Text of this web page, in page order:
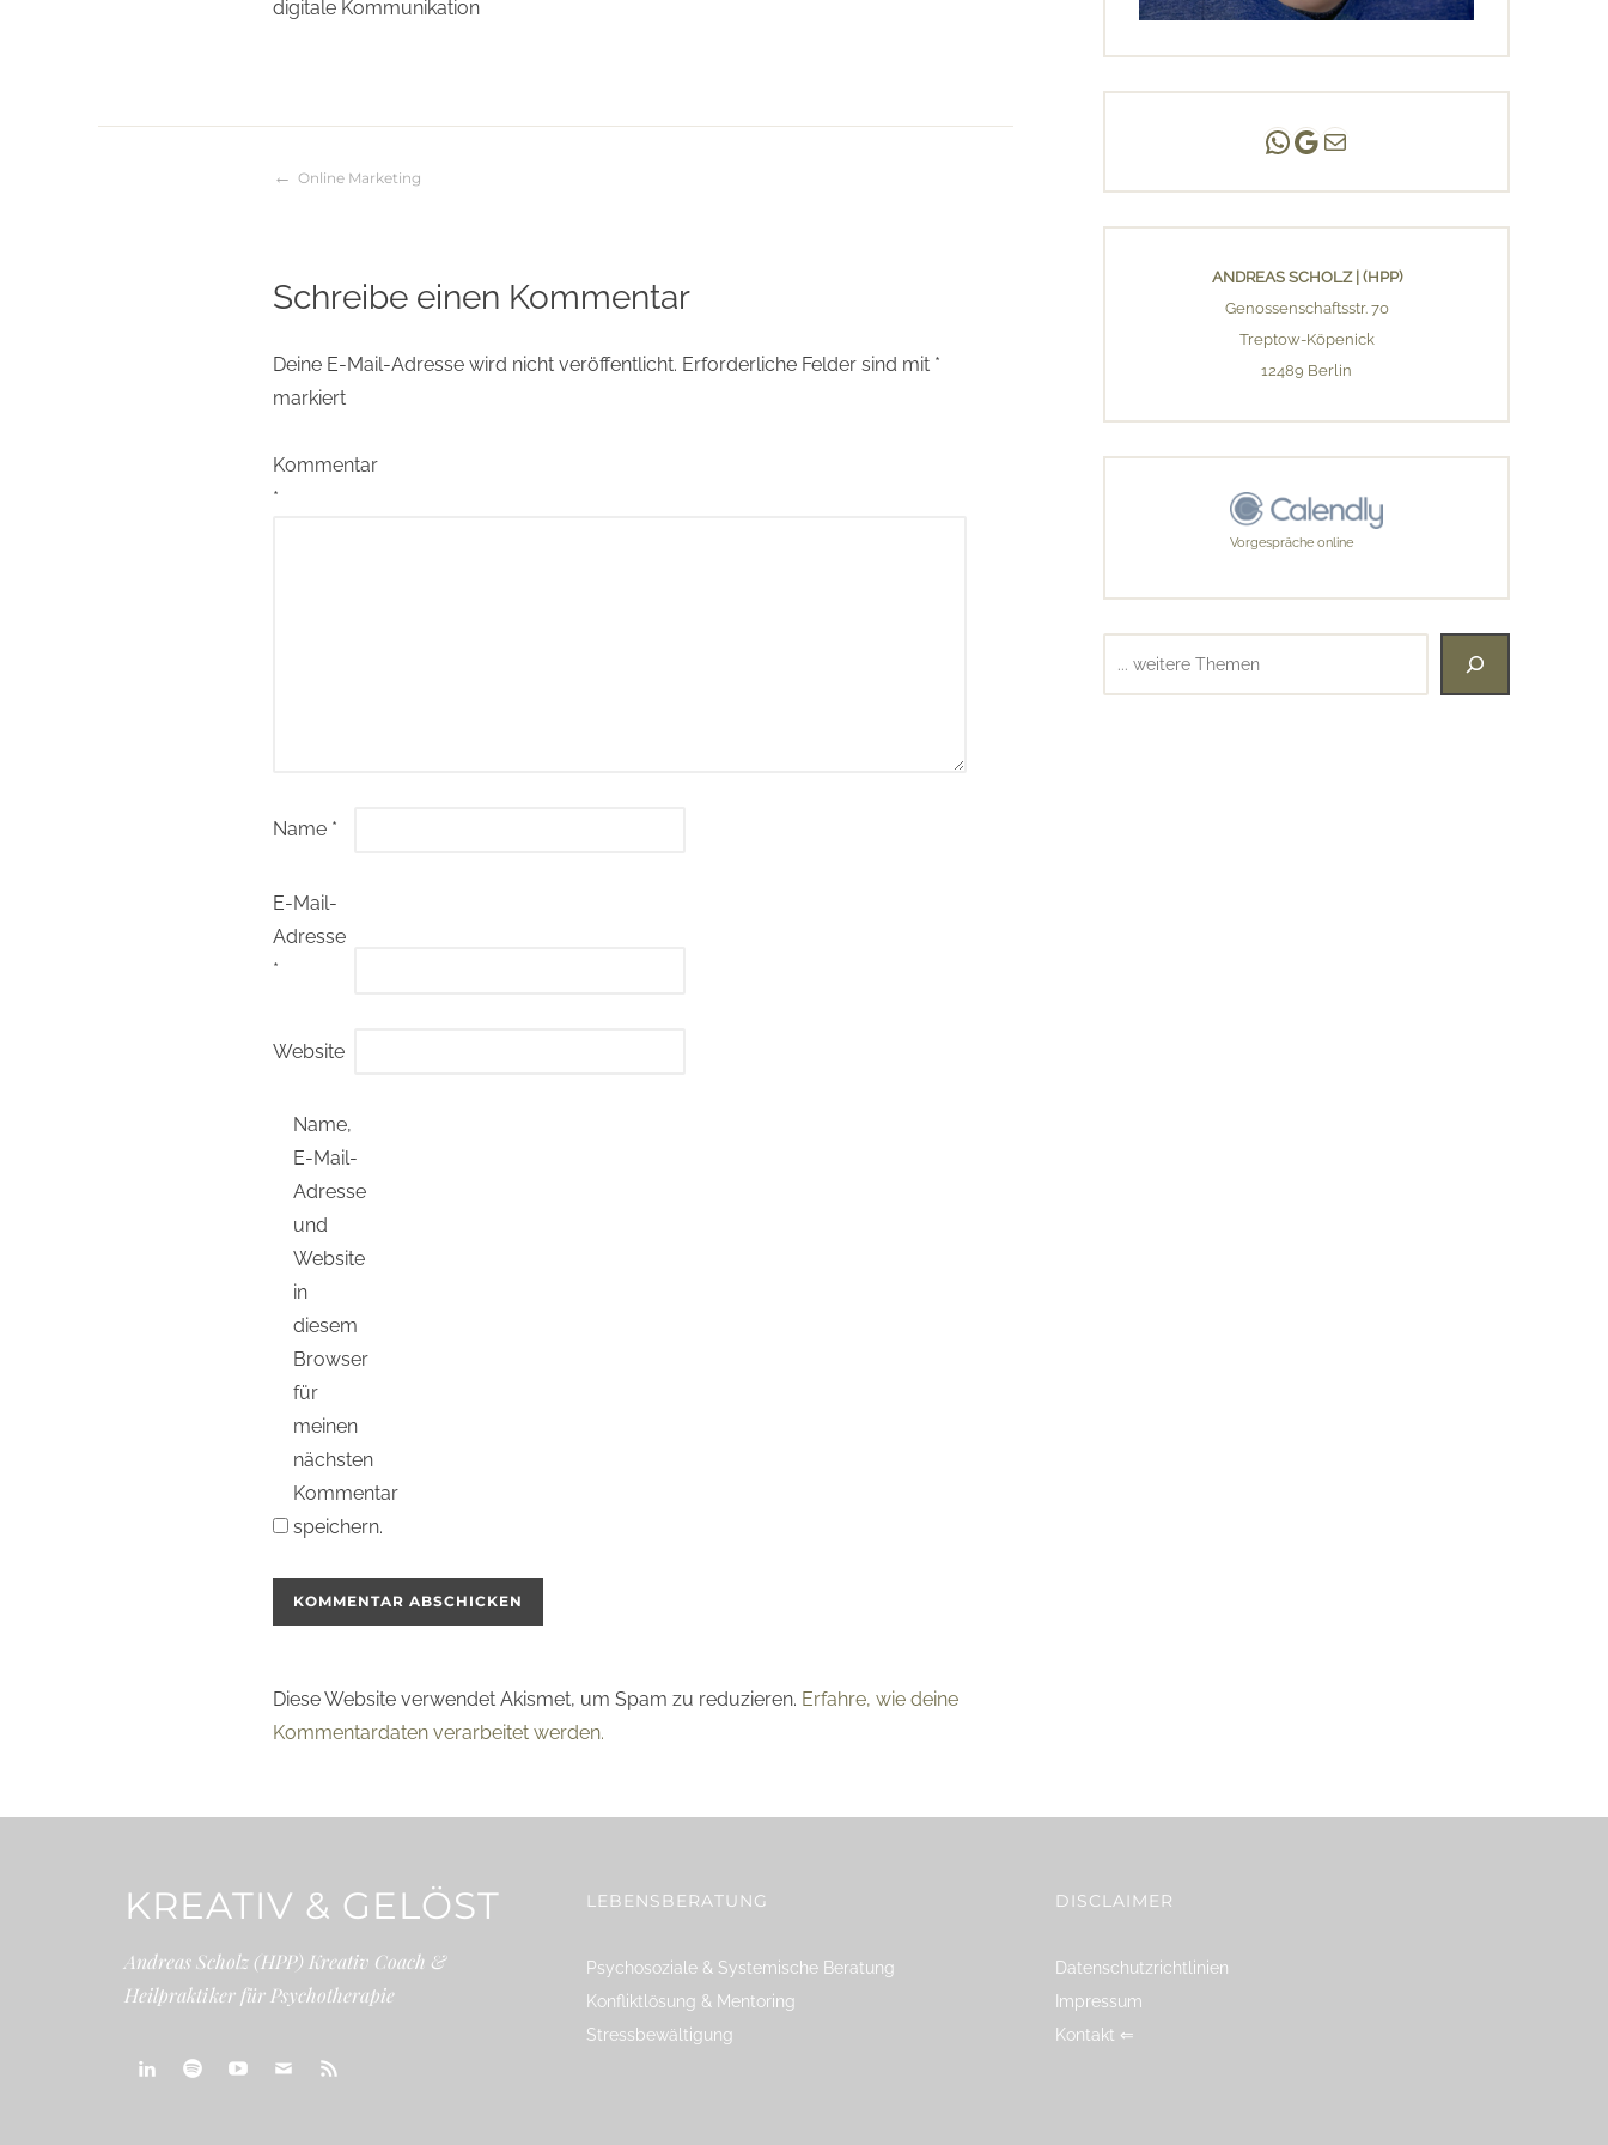
digitale Kommunikation
Beitragsnavigation
Online Marketing
Schreibe einen Kommentar
Deine E-Mail-Adresse wird nicht veröffentlicht. Erforderliche Felder sind mit *
markiert
Kommentar
*
Name *
E-Mail-
Adresse
*
Website
Name,
E-Mail-
Adresse
und
Website
in
diesem
Browser
für
meinen
nächsten
Kommentar
speichern.
Diese Website verwendet Akismet, um Spam zu reduzieren. Erfahre, wie deine
Kommentardaten verarbeitet werden.
Andreas Scholz | (HPP)
Praxis Adlershof
E-Mail an mich ...
ANDREAS SCHOLZ | (HPP)
Genossenschaftsstr. 70
Treptow-Köpenick
12489 Berlin
Vorgespräche online
KREATIV & GELÖST
Andreas Scholz (HPP) Kreativ Coach &
Heilpraktiker für Psychotherapie
LEBENSBERATUNG
Psychosoziale & Systemische Beratung
Konfliktlösung & Mentoring
Stressbewältigung
DISCLAIMER
Datenschutzrichtlinien
Impressum
Kontakt ⇐